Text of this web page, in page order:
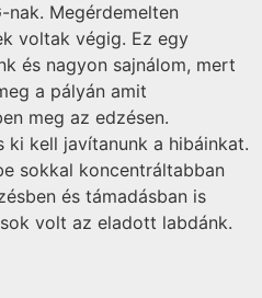
nak. Megérdemelten
voltak végig. Ez egy
és nagyon sajnálom, mert
a pályán amit
meg az edzésen.
kell javítanunk a hibáinkat.
sokkal koncentráltabban
és támadásban is
volt az eladott labdánk.